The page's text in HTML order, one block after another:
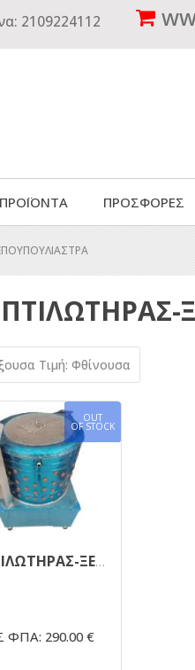
2109224112
ΠΡΟΣΦΟΡΕΣ
Τιμή: Φθίνουσα
OUT
OF STOCK
ΑΠΟΠΤΙΛΩΤΗΡΑΣ-ΞΕΠΟΥΠΟΥΛΙΑΣΤΡΑ 60cm
ΦΠΑ: 290.00 €